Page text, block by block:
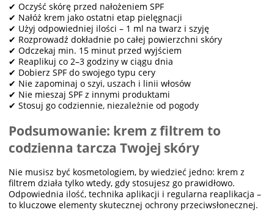
✔ Oczyść skórę przed nałożeniem SPF
✔ Nałóż krem jako ostatni etap pielęgnacji
✔ Użyj odpowiedniej ilości – 1 ml na twarz i szyję
✔ Rozprowadź dokładnie po całej powierzchni skóry
✔ Odczekaj min. 15 minut przed wyjściem
✔ Reaplikuj co 2–3 godziny w ciągu dnia
✔ Dobierz SPF do swojego typu cery
✔ Nie zapominaj o szyi, uszach i linii włosów
✔ Nie mieszaj SPF z innymi produktami
✔ Stosuj go codziennie, niezależnie od pogody
Podsumowanie: krem z filtrem to
codzienna tarcza Twojej skóry
Nie musisz być kosmetologiem, by wiedzieć jedno: krem z
filtrem działa tylko wtedy, gdy stosujesz go prawidłowo.
Odpowiednia ilość, technika aplikacji i regularna reaplikacja –
to kluczowe elementy skutecznej ochrony przeciwsłonecznej.